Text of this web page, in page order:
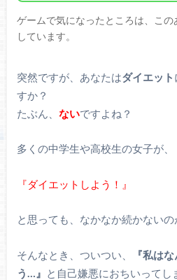
ゲームで気になったところは、こ
しています。
突然ですが、あなたはダイエット
すか？
たぶん、 ないですよね？
多くの中学生や高校生の女子が、
『ダイエットしよう！』
と思っても、なかなか続かないの
そんなとき、ついつい、
『私は
う…』 と自己嫌悪におちいってし